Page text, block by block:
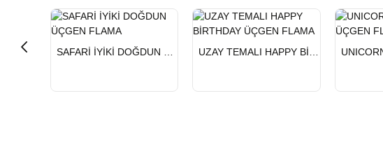
HIZLI
GÖNDERİ
SAFARİ İYİKİ DOĞDUN ÜÇGEN FLAMA
HIZLI
GÖNDERİ
UZAY TEMALI HAPPY BİRTHDAY ÜÇGEN FLAMA
HIZLI
GÖNDERİ